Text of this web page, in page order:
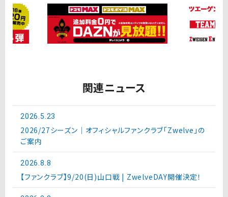
関連ニュース
2026.5.23
2026/27シーズン｜オフィシャルファンクラブ「Zwelve」の
ご案内
2026.8.8
【ファンクラブ】9/20(日)山口戦 | ZwelveDAY開催決定！